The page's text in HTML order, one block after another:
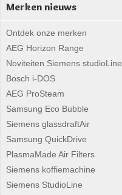
Merken nieuws
Ontdek onze merken
AEG Horizon Range
Noviteiten Siemens studioLine
Bosch i-DOS
AEG ProSteam
Samsung Eco Bubble
Siemens glassdraftAir
Samsung QuickDrive
PlasmaMade Air Filters
Siemens koffiemachine
Siemens StudioLine